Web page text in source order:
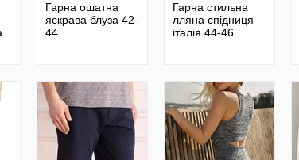
Гарна ошатна
яскрава блуза 42-
44
Гарна стильна
лляна спідниця
італія 44-46